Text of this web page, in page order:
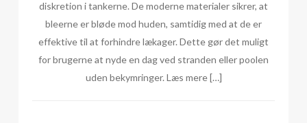
diskretion i tankerne. De moderne materialer sikrer, at
bleerne er bløde mod huden, samtidig med at de er
effektive til at forhindre lækager. Dette gør det muligt
for brugerne at nyde en dag ved stranden eller poolen
uden bekymringer. Læs mere […]